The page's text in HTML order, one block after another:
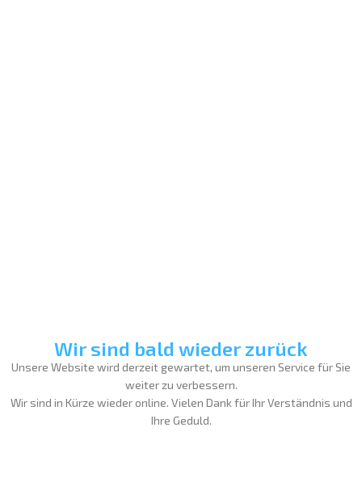
Wir sind bald wieder zurück
Unsere Website wird derzeit gewartet, um unseren Service für Sie
weiter zu verbessern.
Wir sind in Kürze wieder online. Vielen Dank für Ihr Verständnis und
Ihre Geduld.